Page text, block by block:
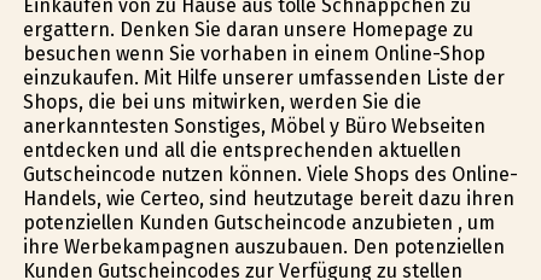
Einkaufen von zu Hause aus tolle Schnäppchen zu
ergattern. Denken Sie daran unsere Homepage zu
besuchen wenn Sie vorhaben in einem Online-Shop
einzukaufen. Mit Hilfe unserer umfassenden Liste der
Shops, die bei uns mitwirken, werden Sie die
anerkanntesten Sonstiges, Möbel y Büro Webseiten
entdecken und all die entsprechenden aktuellen
Gutscheincode nutzen können. Viele Shops des Online-
Handels, wie Certeo, sind heutzutage bereit dazu ihren
potenziellen Kunden Gutscheincode anzubieten , um
ihre Werbekampagnen auszubauen. Den potenziellen
Kunden Gutscheincodes zur Verfügung zu stellen